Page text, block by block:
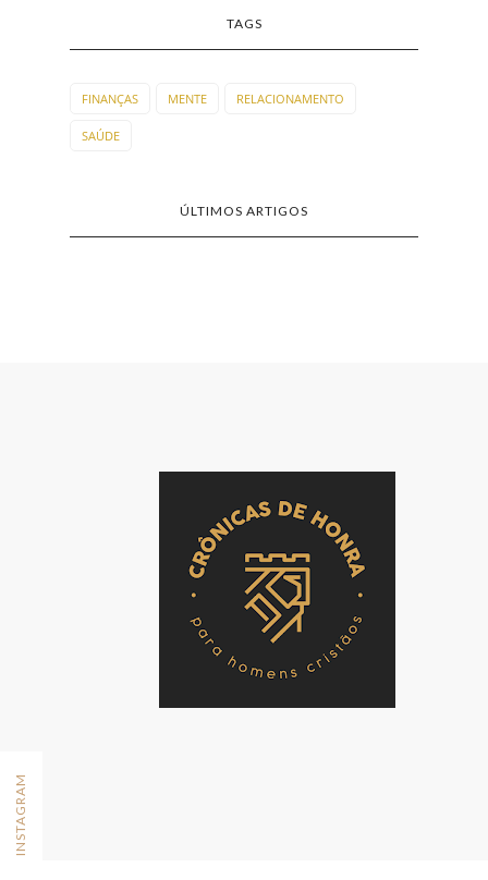
TAGS
FINANÇAS MENTE RELACIONAMENTO
SAÚDE
ÚLTIMOS ARTIGOS